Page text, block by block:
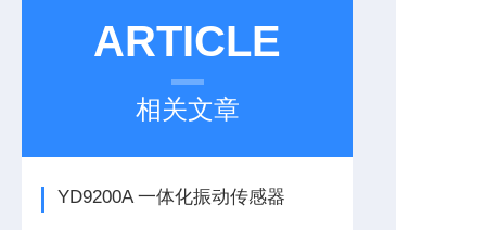
ARTICLE
相关文章
YD9200A 一体化振动传感器